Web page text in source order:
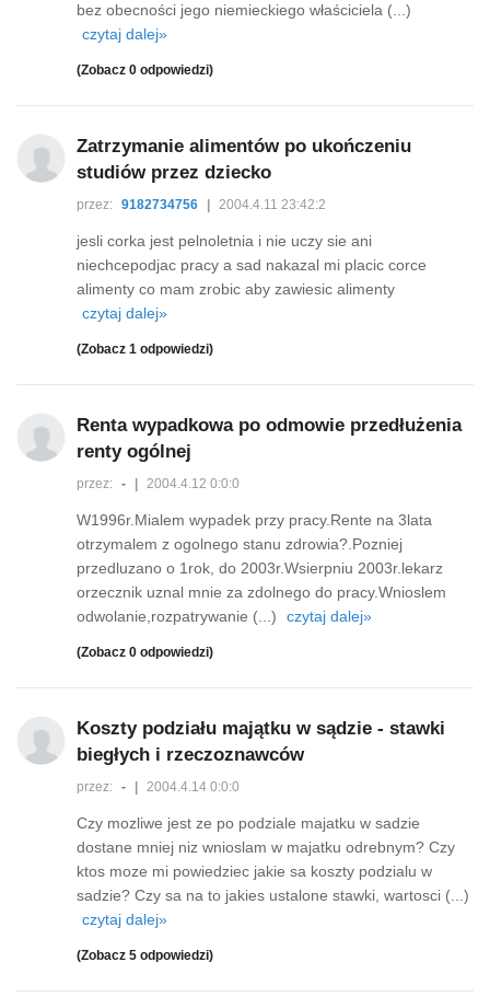
bez obecności jego niemieckiego właściciela (...)
czytaj dalej»
(Zobacz 0 odpowiedzi)
Zatrzymanie alimentów po ukończeniu
studiów przez dziecko
przez: 9182734756 2004.4.11 23:42:2
jesli corka jest pelnoletnia i nie uczy sie ani
niechcepodjac pracy a sad nakazal mi placic corce
alimenty co mam zrobic aby zawiesic alimenty
czytaj dalej»
(Zobacz 1 odpowiedzi)
Renta wypadkowa po odmowie przedłużenia
renty ogólnej
przez: - 2004.4.12 0:0:0
W1996r.Mialem wypadek przy pracy.Rente na 3lata
otrzymalem z ogolnego stanu zdrowia?.Pozniej
przedluzano o 1rok, do 2003r.Wsierpniu 2003r.lekarz
orzecznik uznal mnie za zdolnego do pracy.Wnioslem
odwolanie,rozpatrywanie (...)
czytaj dalej»
(Zobacz 0 odpowiedzi)
Koszty podziału majątku w sądzie - stawki
biegłych i rzeczoznawców
przez: - 2004.4.14 0:0:0
Czy mozliwe jest ze po podziale majatku w sadzie
dostane mniej niz wnioslam w majatku odrebnym? Czy
ktos moze mi powiedziec jakie sa koszty podzialu w
sadzie? Czy sa na to jakies ustalone stawki, wartosci (...)
czytaj dalej»
(Zobacz 5 odpowiedzi)